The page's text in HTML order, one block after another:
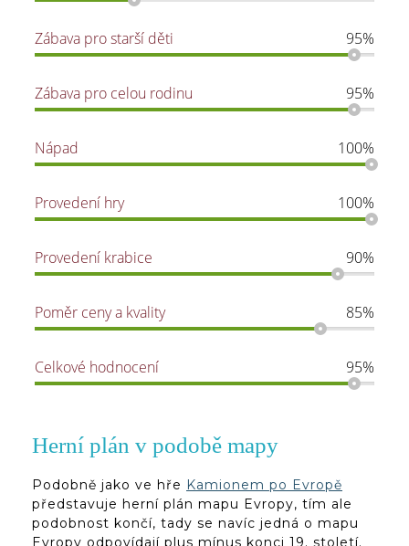
Zábava pro starší děti 95%
Zábava pro celou rodinu 95%
Nápad 100%
Provedení hry 100%
Provedení krabice 90%
Poměr ceny a kvality 85%
Celkové hodnocení 95%
Herní plán v podobě mapy
Podobně jako ve hře Kamionem po Evropě
představuje herní plán mapu Evropy, tím ale
podobnost končí, tady se navíc jedná o mapu
Evropy odpovídají plus mínus konci 19. století.